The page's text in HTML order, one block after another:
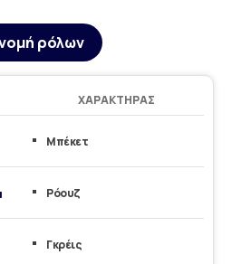
ρόλων
ΧΑΡΑΚΤΉΡΑΣ
Μπέκετ
Ρόουζ
Γκρέις